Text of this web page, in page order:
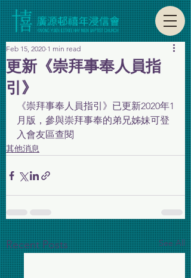
更新《崇拜事奉人員指
引》
Feb 15, 2020 1 min read
《崇拜事奉人員指引》已更新2020年1
月版，參與崇拜事奉的弟兄姊妹可登
入會友區查閱
其他消息
Recent Posts See All